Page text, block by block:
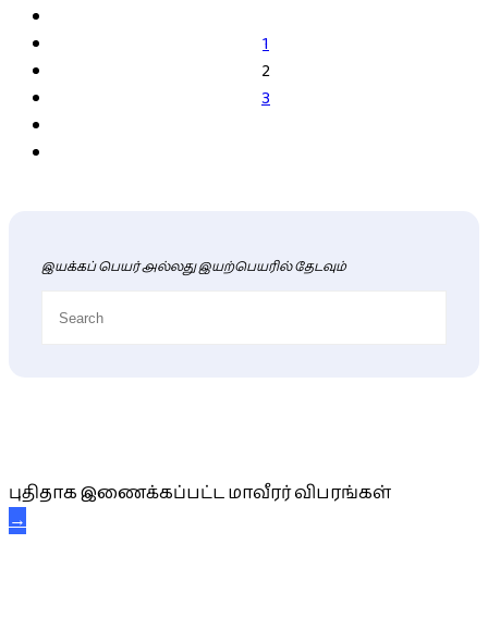
1
2
3
இயக்கப் பெயர் அல்லது இயற்பெயரில் தேடவும்
புதிதாக இணைக்கப்பட்ட மாவீரர் விபரங்கள்
→